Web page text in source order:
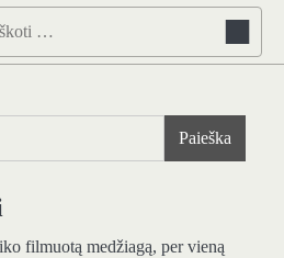
Paieška
filmuotą medžiagą, per vieną